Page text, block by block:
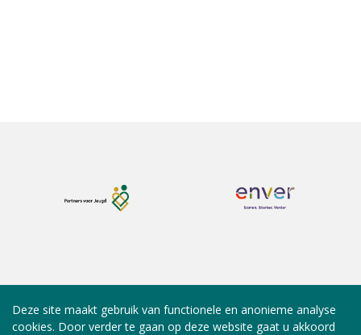
Deze site maakt gebruik van functionele en anonieme analyse
cookies. Door verder te gaan op deze website gaat u akkoord